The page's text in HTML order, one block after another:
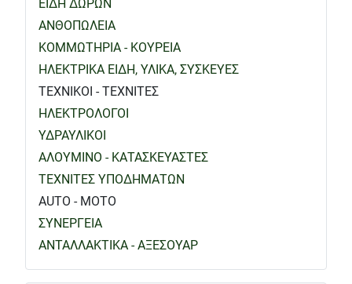
ΕΙΔΗ ΔΩΡΩΝ
ΑΝΘΟΠΩΛΕΙΑ
ΚΟΜΜΩΤΗΡΙΑ - ΚΟΥΡΕΙΑ
ΗΛΕΚΤΡΙΚΑ ΕΙΔΗ, ΥΛΙΚΑ, ΣΥΣΚΕΥΕΣ
ΤΕΧΝΙΚΟΙ - ΤΕΧΝΙΤΕΣ
ΗΛΕΚΤΡΟΛΟΓΟΙ
ΥΔΡΑΥΛΙΚΟΙ
ΑΛΟΥΜΙΝΟ - ΚΑΤΑΣΚΕΥΑΣΤΕΣ
ΤΕΧΝΙΤΕΣ ΥΠΟΔΗΜΑΤΩΝ
AUTO - MOTO
ΣΥΝΕΡΓΕΙΑ
ΑΝΤΑΛΛΑΚΤΙΚΑ - ΑΞΕΣΟΥΑΡ